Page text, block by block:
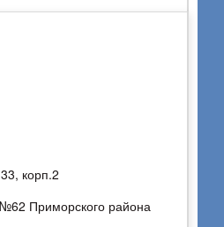
дошкольного
семинар
корп.2
Приморского района